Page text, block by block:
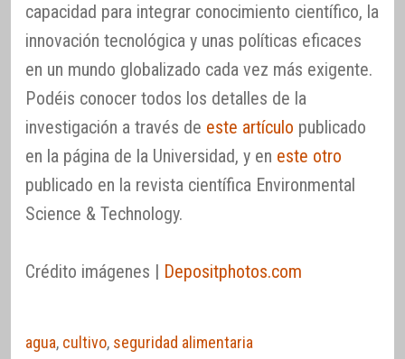
capacidad para integrar conocimiento científico, la
innovación tecnológica y unas políticas eficaces
en un mundo globalizado cada vez más exigente.
Podéis conocer todos los detalles de la
investigación a través de este artículo publicado
en la página de la Universidad, y en este otro
publicado en la revista científica Environmental
Science & Technology.
Crédito imágenes | Depositphotos.com
agua, cultivo, seguridad alimentaria